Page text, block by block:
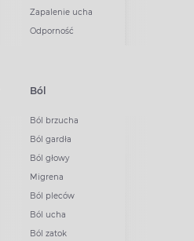
Zapalenie ucha
Odporność
Ból
Ból brzucha
Ból gardła
Ból głowy
Migrena
Ból pleców
Ból ucha
Ból zatok